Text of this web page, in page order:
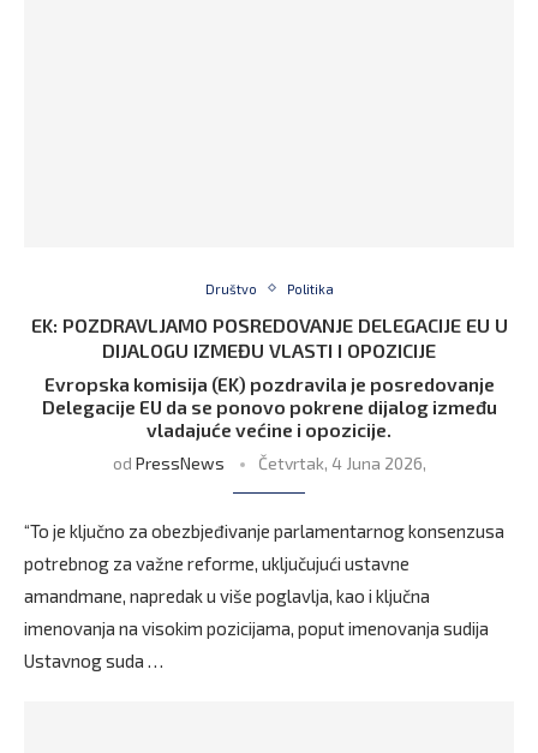
Društvo Politika
EK: POZDRAVLJAMO POSREDOVANJE DELEGACIJE EU U
DIJALOGU IZMEĐU VLASTI I OPOZICIJE
Evropska komisija (EK) pozdravila je posredovanje
Delegacije EU da se ponovo pokrene dijalog između
vladajuće većine i opozicije.
od PressNews Četvrtak, 4 Juna 2026,
“To je ključno za obezbjeđivanje parlamentarnog konsenzusa
potrebnog za važne reforme, uključujući ustavne
amandmane, napredak u više poglavlja, kao i ključna
imenovanja na visokim pozicijama, poput imenovanja sudija
Ustavnog suda …